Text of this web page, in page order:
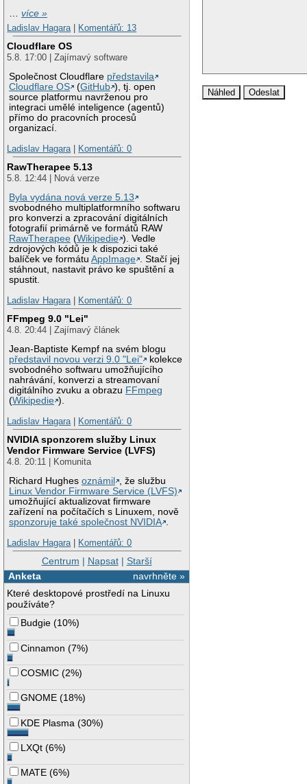
…více »
Ladislav Hagara| Komentářů: 13
Cloudflare OS
5.8. 17:00 | Zajímavý software
Společnost Cloudflare představila
Cloudflare OS
(GitHub ), tj. open
source platformu navrženou pro
integraci umělé inteligence (agentů)
přímo do pracovních procesů
organizací.
Ladislav Hagara| Komentářů: 0
RawTherapee 5.13
5.8. 12:44 | Nová verze
Byla vydána nová verze 5.13
svobodného multiplatformního softwaru
pro konverzi a zpracování digitálních
fotografií primárně ve formátů RAW
RawTherapee (Wikipedie ). Vedle
zdrojových kódů je k dispozici také
balíček ve formátuAppImage . Stačí jej
stáhnout, nastavit právo ke spuštění a
spustit.
Ladislav Hagara| Komentářů: 0
FFmpeg 9.0 "Lei"
4.8. 20:44 | Zajímavý článek
Jean-Baptiste Kempf na svém blogu
představil novou verzi 9.0 "Lei"
kolekce
svobodného softwaru umožňujícího
nahrávání, konverzi a streamovaní
digitálního zvuku a obrazu FFmpeg
(Wikipedie ).
Ladislav Hagara| Komentářů: 0
NVIDIA sponzorem služby Linux
Vendor Firmware Service (LVFS)
4.8. 20:11 | Komunita
Richard Hughesoznámil
, že službu
Linux Vendor Firmware Service (LVFS)
umožňující aktualizovat firmware
zařízení na počítačích s Linuxem, nově
sponzoruje také společnost NVIDIA .
Ladislav Hagara| Komentářů: 0
Centrum | Napsat| Starší
navrhněte »
Anketa
Které desktopové prostředí na Linuxu
používáte?
Budgie (10%)
Cinnamon (7%)
COSMIC (2%)
GNOME (18%)
KDE Plasma (30%)
LXQt (6%)
MATE (6%)